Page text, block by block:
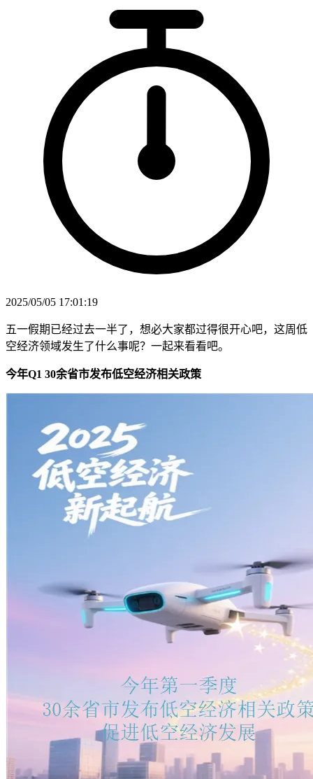
2025/05/05 17:01:19
五一假期已经过去一半了，想必大家都过得很开心吧，这周低
空经济领域发生了什么事呢？一起来看看吧。
今年Q1 30余省市发布低空经济相关政策